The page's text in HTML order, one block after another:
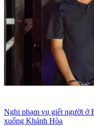
Nghi phạm vụ giết người ở
xuống Khánh Hòa